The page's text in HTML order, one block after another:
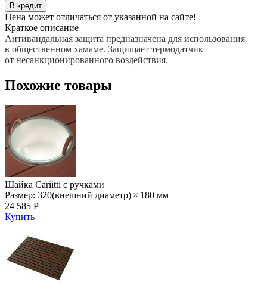
В кредит
Цена может отличаться от указанной на сайте!
Краткое описание
Антивандальная защита предназначена для использования
в общественном хамаме. Защищает термодатчик
от несанкционированного воздействия.
Похожие товары
Шайка Cariitti с ручками
Размер: 320(внешний диаметр) × 180 мм
24 585 Р
Купить